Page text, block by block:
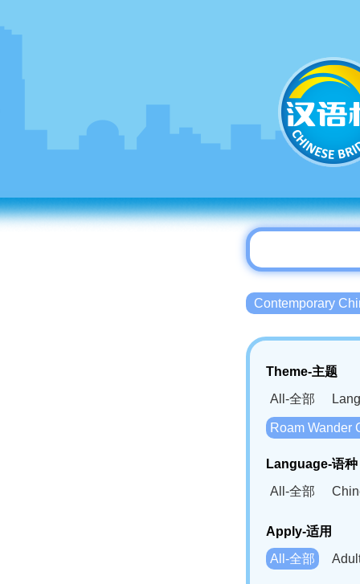
Contemporary
Theme-主题
All-全部
Roam Wander
Language-语种
All-全部
Bahasa
Swahili(SW)-
Apply-适用
All-全部